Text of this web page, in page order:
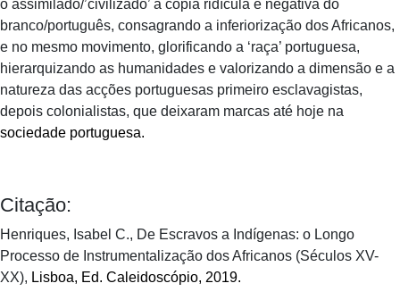
o assimilado/’civilizado’ a cópia ridícula e negativa do
branco/português, consagrando a inferiorização dos Africanos,
e no mesmo movimento, glorificando a ‘raça’ portuguesa,
hierarquizando as humanidades e valorizando a dimensão e a
natureza das acções portuguesas primeiro esclavagistas,
depois colonialistas, que deixaram marcas até hoje na
sociedade portuguesa.
Citação:
Henriques, Isabel C., De Escravos a Indígenas: o Longo
Processo de Instrumentalização dos Africanos (Séculos XV-
XX), Lisboa, Ed. Caleidoscópio, 2019.